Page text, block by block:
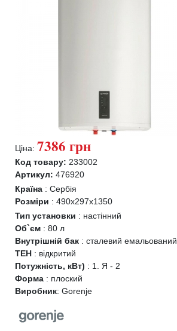
Ціна: 7386 грн
Код товару: 233002
Артикул: 476920
Країна : Сербія
Розміри : 490x297x1350
Тип установки : настінний
Об`єм : 80 л
Внутрішній бак : сталевий емальований
ТЕН : відкритий
Потужність, кВт) : 1. Я - 2
Форма : плоский
Виробник: Gorenje